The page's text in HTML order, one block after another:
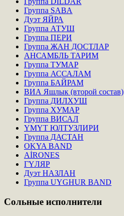
Группа SABA
Дуэт ЯЙРА
Группа АТУШ
Группа ПЕРИ
Группа ЖАН ДОСТЛАР
АНСАМБЛЬ ТАРИМ
Группа ТУМАР
Группа АССАЛАМ
Группа БАЙРАМ
ВИА Яшлык (второй состав)
Группа ДИЛХУШ
Группа ХУМАР
Группа ВИСАЛ
ҮМҮТ ЮЛТУЗЛИРИ
Группа ДАСТАН
OKYA BAND
AİRONES
ГҮЛЯР
Дуэт НАЗЛАН
Группа UYGHUR BAND
Сольные исполнители